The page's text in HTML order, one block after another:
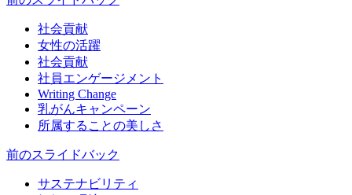
社会貢献
女性の活躍
社会貢献
社員エンゲージメント
Writing Change
乳がんキャンペーン
所属することの美しさ
前のスライドバック
サステナビリティ